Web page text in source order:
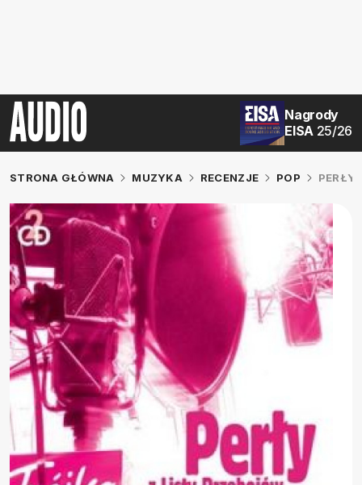
Nagrody
EISA 25/26
STRONA GŁÓWNA MUZYKA RECENZJE POP PERŁY